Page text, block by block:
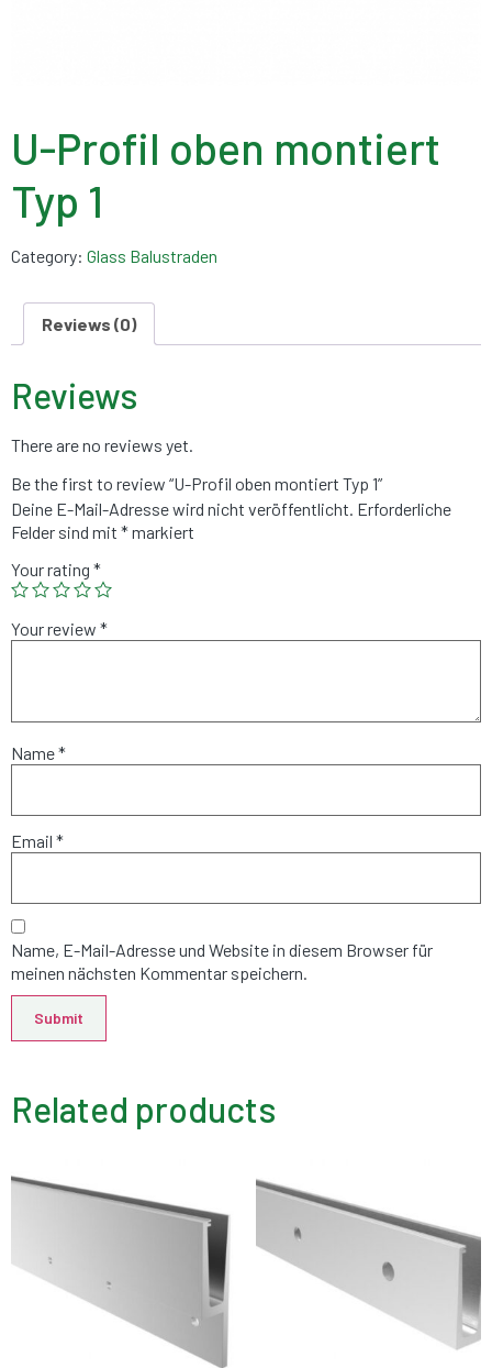
U-Profil oben montiert
Typ 1
Category: Glass Balustraden
Reviews (0)
Reviews
There are no reviews yet.
Be the first to review “U-Profil oben montiert Typ 1”
Deine E-Mail-Adresse wird nicht veröffentlicht. Erforderliche
Felder sind mit *markiert
Your rating *
Your review *
Name*
Email *
Name, E-Mail-Adresse und Website in diesem Browser für
meinen nächsten Kommentar speichern.
Related products